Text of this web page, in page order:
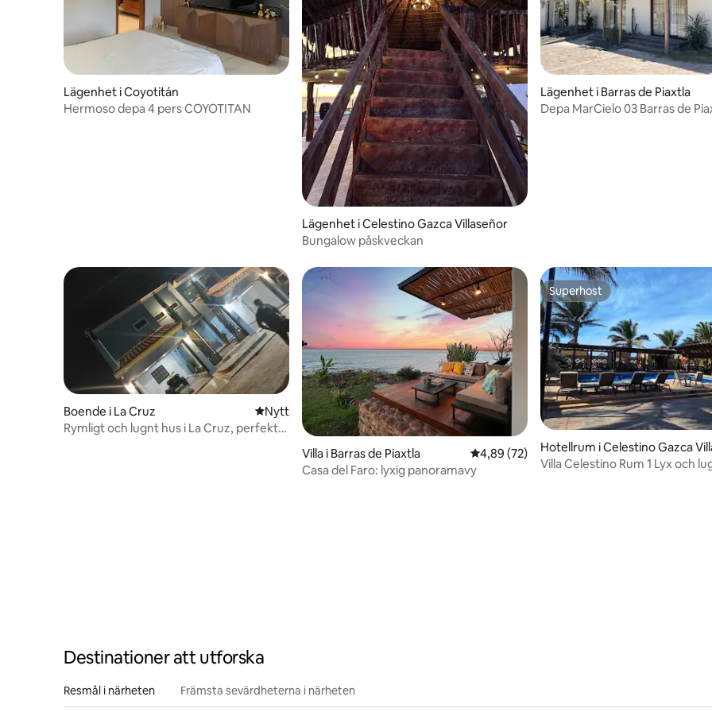
Lägenhet i Coyotitán
Hermoso depa 4 pers COYOTITAN
Lägenhet i Celestino Gazca Villaseñor
Bungalow påskveckan
Lägenhet i Barras de Piaxtla
Depa MarCielo 03 Barras de
Boende i La Cruz Nytt ställe att bo på
Nytt
Rymligt och lugnt hus i La Cruz, perfekt
Villa i Barras de Piaxtla 4,89 av 5 i genomsnittligt betyg, 72
4,89 (72)
Casa del Faro: lyxig panoramavy
Superhost
Superhost
Hotellrum i Celestino Gazca
Villa Celestino Rum 1 Lyx och
Destinationer att utforska
Resmål i närheten Främsta sevärdheterna i närheten